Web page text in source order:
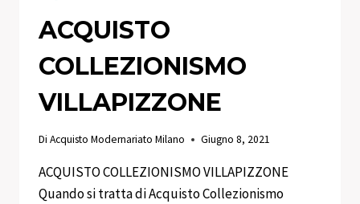
ACQUISTO
COLLEZIONISMO
VILLAPIZZONE
Di Acquisto Modernariato Milano Giugno 8, 2021
ACQUISTO COLLEZIONISMO VILLAPIZZONE
Quando si tratta di Acquisto Collezionismo